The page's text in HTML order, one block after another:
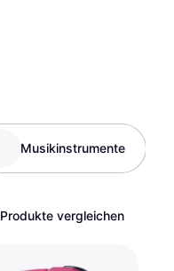
Musikinstrumente
Produkte vergleichen